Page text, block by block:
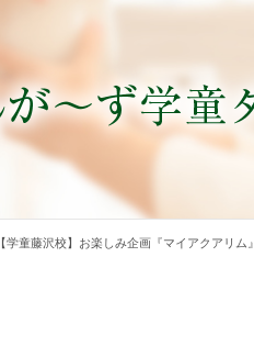
【学童藤沢校】お楽しみ企画『マイアクアリム』